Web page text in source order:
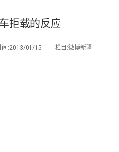
拒载的反应
时间:2013/01/15 栏目:微博新疆